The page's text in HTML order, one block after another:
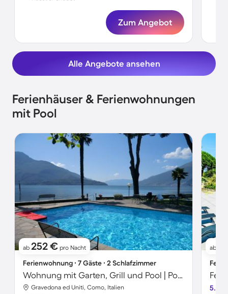
Zum Angebot
Alle Angebote ansehen
Ferienhäuser & Ferienwohnungen
mit Pool
ab 252 € pro Nacht
Ferienwohnung ∙ 7 Gäste ∙ 2 Schlafzimmer
Wohnung mit Garten, Grill und Pool | Poolblick
Gravedona ed Uniti, Como, Italien
ab
5.0